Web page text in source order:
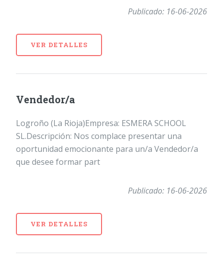
Publicado: 16-06-2026
VER DETALLES
Vendedor/a
Logroño (La Rioja)Empresa: ESMERA SCHOOL
SL.Descripción: Nos complace presentar una
oportunidad emocionante para un/a Vendedor/a
que desee formar part
Publicado: 16-06-2026
VER DETALLES